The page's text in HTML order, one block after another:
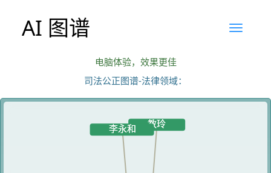
AI 图谱
电脑体验，效果更佳
司法公正图谱-法律领域：